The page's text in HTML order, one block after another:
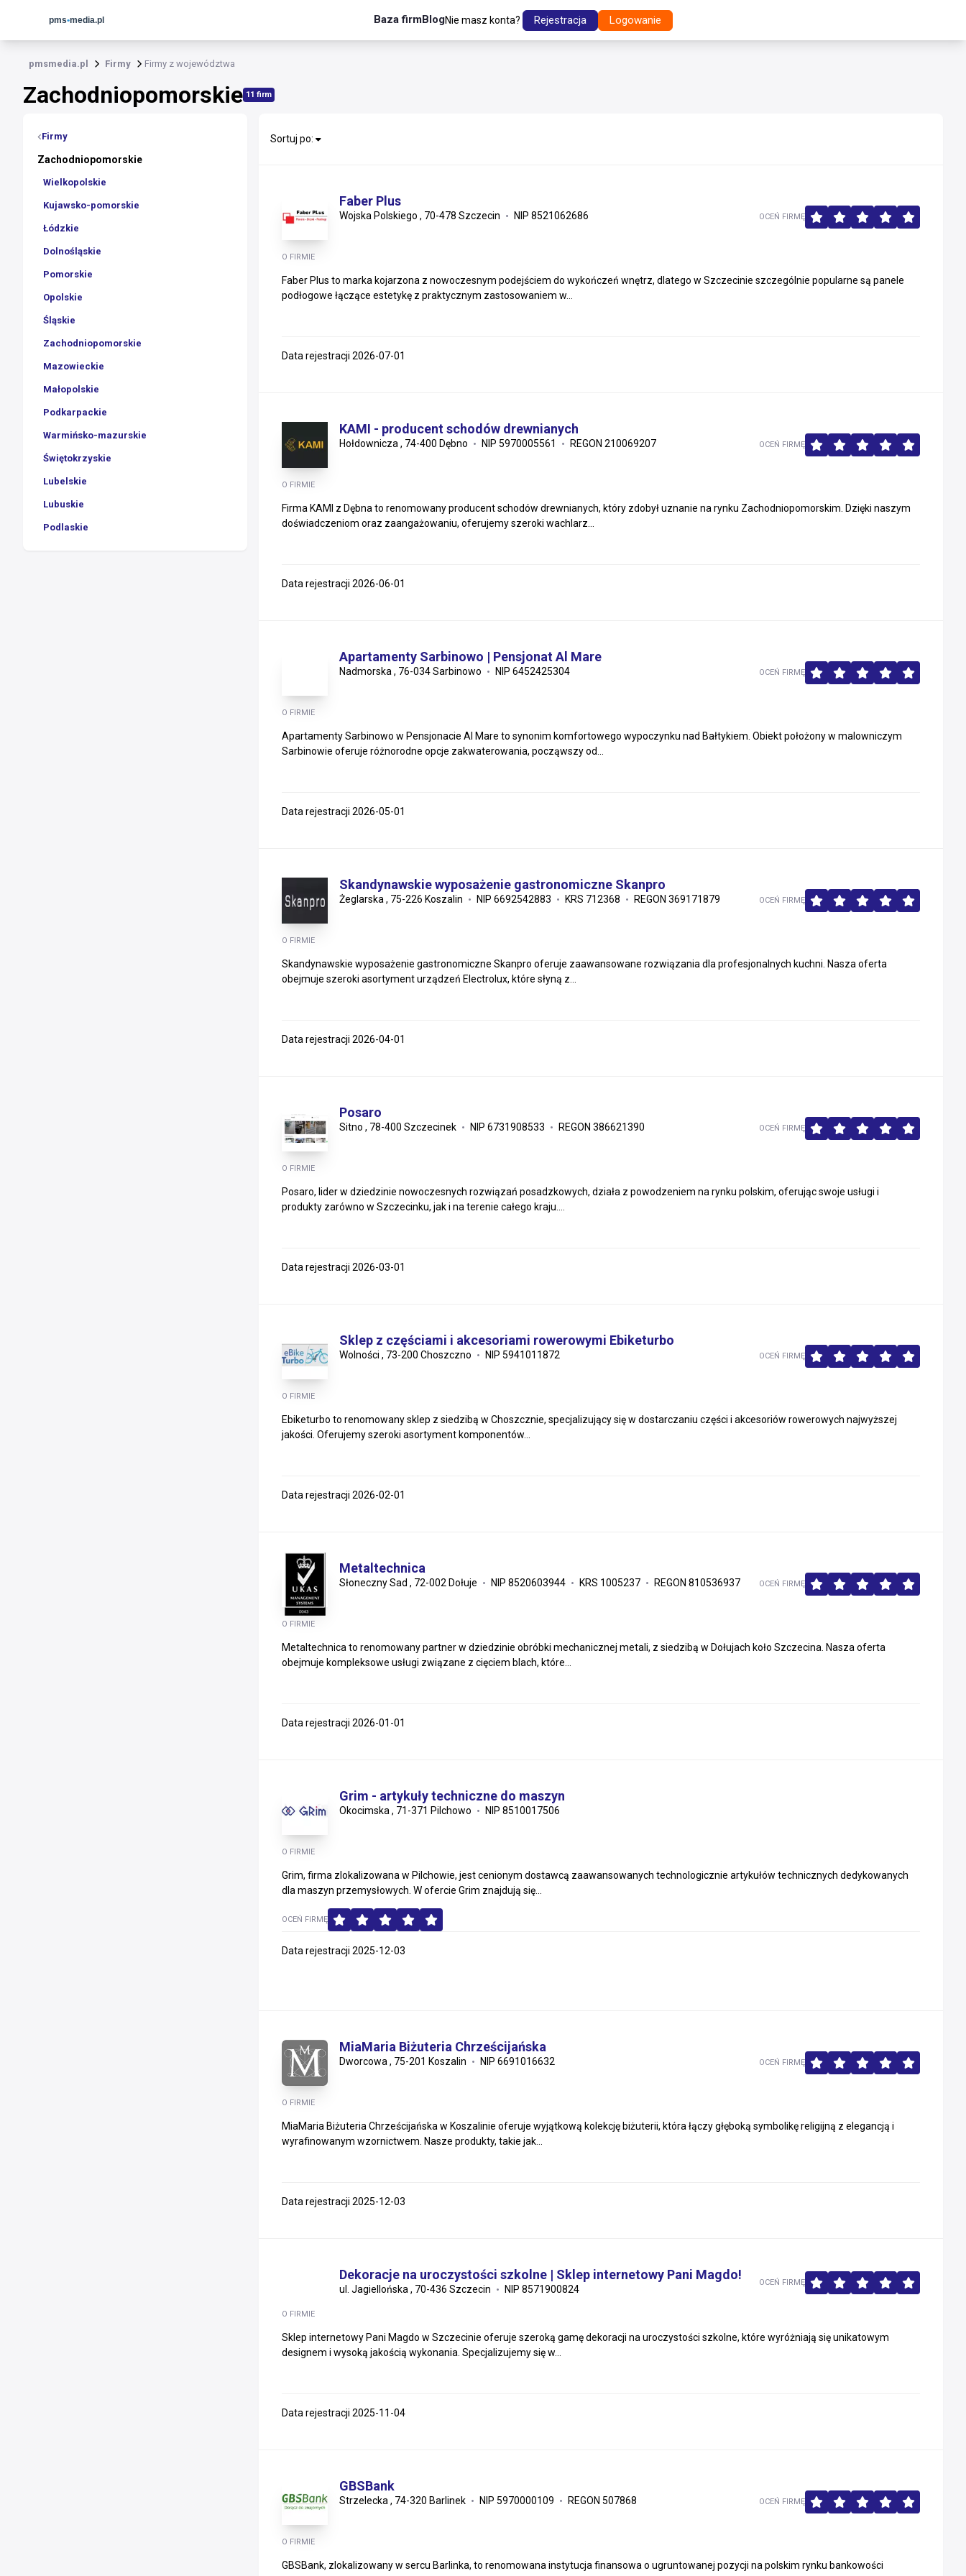
Baza firmBlogNie masz konta? Rejestracja Logowanie
pmsmedia.pl Firmy Firmy z województwa
Zachodniopomorskie 11 firm
Firmy
Zachodniopomorskie
Wielkopolskie
Kujawsko-pomorskie
Łódzkie
Dolnośląskie
Pomorskie
Opolskie
Śląskie
Zachodniopomorskie
Mazowieckie
Małopolskie
Podkarpackie
Warmińsko-mazurskie
Świętokrzyskie
Lubelskie
Lubuskie
Podlaskie
Sortuj po:
Faber Plus
Wojska Polskiego , 70-478 Szczecin NIP 8521062686
O FIRMIE
Faber Plus to marka kojarzona z nowoczesnym podejściem do wykończeń wnętrz, dlatego w Szczecinie szczególnie popularne są panele
podłogowe łączące estetykę z praktycznym zastosowaniem w...
OCEŃ FIRMĘ
Data rejestracji 2026-07-01
KAMI - producent schodów drewnianych
Hołdownicza , 74-400 Dębno NIP 5970005561 REGON 210069207
O FIRMIE
Firma KAMI z Dębna to renomowany producent schodów drewnianych, który zdobył uznanie na rynku Zachodniopomorskim. Dzięki naszym
doświadczeniom oraz zaangażowaniu, oferujemy szeroki wachlarz...
OCEŃ FIRMĘ
Data rejestracji 2026-06-01
Apartamenty Sarbinowo | Pensjonat Al Mare
Nadmorska , 76-034 Sarbinowo NIP 6452425304
O FIRMIE
Apartamenty Sarbinowo w Pensjonacie Al Mare to synonim komfortowego wypoczynku nad Bałtykiem. Obiekt położony w malowniczym
Sarbinowie oferuje różnorodne opcje zakwaterowania, począwszy od...
OCEŃ FIRMĘ
Data rejestracji 2026-05-01
Skandynawskie wyposażenie gastronomiczne Skanpro
Żeglarska , 75-226 Koszalin NIP 6692542883 KRS 712368 REGON 369171879
O FIRMIE
Skandynawskie wyposażenie gastronomiczne Skanpro oferuje zaawansowane rozwiązania dla profesjonalnych kuchni. Nasza oferta
obejmuje szeroki asortyment urządzeń Electrolux, które słyną z...
OCEŃ FIRMĘ
Data rejestracji 2026-04-01
Posaro
Sitno , 78-400 Szczecinek NIP 6731908533 REGON 386621390
O FIRMIE
Posaro, lider w dziedzinie nowoczesnych rozwiązań posadzkowych, działa z powodzeniem na rynku polskim, oferując swoje usługi i
produkty zarówno w Szczecinku, jak i na terenie całego kraju....
OCEŃ FIRMĘ
Data rejestracji 2026-03-01
Sklep z częściami i akcesoriami rowerowymi Ebiketurbo
Wolności , 73-200 Choszczno NIP 5941011872
O FIRMIE
Ebiketurbo to renomowany sklep z siedzibą w Choszcznie, specjalizujący się w dostarczaniu części i akcesoriów rowerowych najwyższej
jakości. Oferujemy szeroki asortyment komponentów...
OCEŃ FIRMĘ
Data rejestracji 2026-02-01
Metaltechnica
Słoneczny Sad , 72-002 Dołuje NIP 8520603944 KRS 1005237 REGON 810536937
O FIRMIE
Metaltechnica to renomowany partner w dziedzinie obróbki mechanicznej metali, z siedzibą w Dołujach koło Szczecina. Nasza oferta
obejmuje kompleksowe usługi związane z cięciem blach, które...
OCEŃ FIRMĘ
Data rejestracji 2026-01-01
Grim - artykuły techniczne do maszyn
Okocimska , 71-371 Pilchowo NIP 8510017506
O FIRMIE
Grim, firma zlokalizowana w Pilchowie, jest cenionym dostawcą zaawansowanych technologicznie artykułów technicznych dedykowanych
dla maszyn przemysłowych. W ofercie Grim znajdują się...
OCEŃ FIRMĘ
Data rejestracji 2025-12-03
MiaMaria Biżuteria Chrześcijańska
Dworcowa , 75-201 Koszalin NIP 6691016632
O FIRMIE
MiaMaria Biżuteria Chrześcijańska w Koszalinie oferuje wyjątkową kolekcję biżuterii, która łączy głęboką symbolikę religijną z elegancją i
wyrafinowanym wzornictwem. Nasze produkty, takie jak...
OCEŃ FIRMĘ
Data rejestracji 2025-12-03
Dekoracje na uroczystości szkolne | Sklep internetowy Pani Magdo!
ul. Jagiellońska , 70-436 Szczecin NIP 8571900824
O FIRMIE
Sklep internetowy Pani Magdo w Szczecinie oferuje szeroką gamę dekoracji na uroczystości szkolne, które wyróżniają się unikatowym
designem i wysoką jakością wykonania. Specjalizujemy się w...
OCEŃ FIRMĘ
Data rejestracji 2025-11-04
GBSBank
Strzelecka , 74-320 Barlinek NIP 5970000109 REGON 507868
O FIRMIE
GBSBank, zlokalizowany w sercu Barlinka, to renomowana instytucja finansowa o ugruntowanej pozycji na polskim rynku bankowości
OCEŃ FIRMĘ